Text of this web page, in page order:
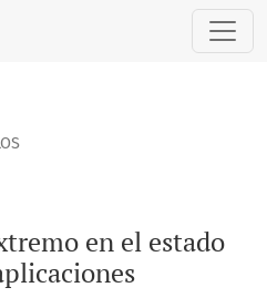
el estado de Veracruz y sus
en el estado